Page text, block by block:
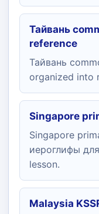
Тайвань
reference
Тайвань
organized into
Singapore
Singapore
иероглифы
lesson.
Malaysia